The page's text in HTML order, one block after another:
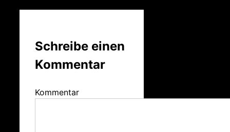
Schreibe einen
Kommentar
Kommentar